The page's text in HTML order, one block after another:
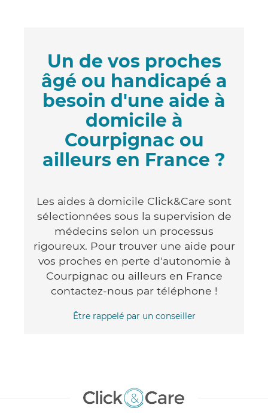
Un de vos proches
âgé ou handicapé a
besoin d'une aide à
domicile à
Courpignac ou
ailleurs en France ?
Les aides à domicile Click&Care sont
sélectionnées sous la supervision de
médecins selon un processus
rigoureux. Pour trouver une aide pour
vos proches en perte d'autonomie à
Courpignac ou ailleurs en France
contactez-nous par téléphone !
Être rappelé par un conseiller